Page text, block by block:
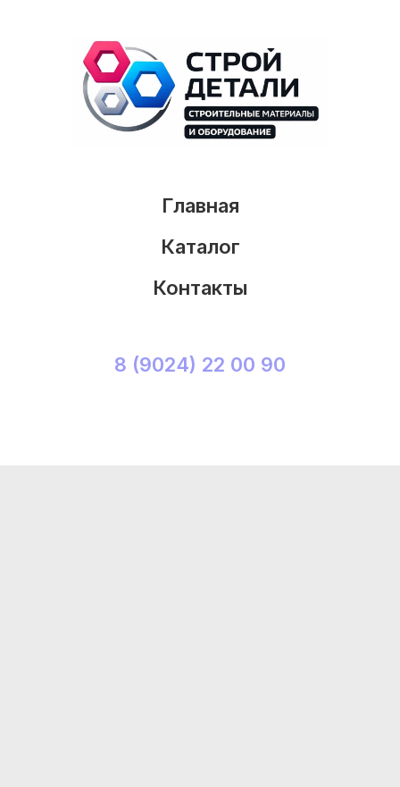
Главная
Каталог
Контакты
8 (9024) 22 00 90